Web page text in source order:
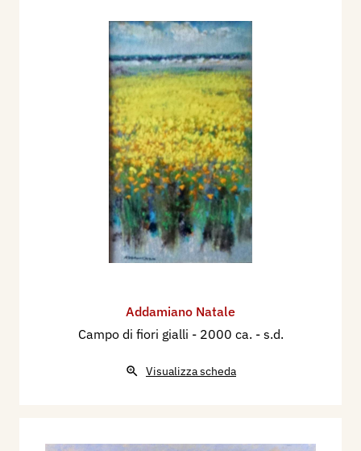
Addamiano Natale
Campo di fiori gialli - 2000 ca. - s.d.
Visualizza scheda